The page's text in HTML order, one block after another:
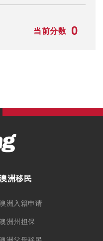
当前分数 0
洲移民
洲入籍申请
洲州担保